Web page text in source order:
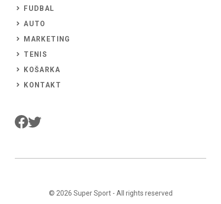
FUDBAL
AUTO
MARKETING
TENIS
KOŠARKA
KONTAKT
© 2026 Super Sport- All rights reserved